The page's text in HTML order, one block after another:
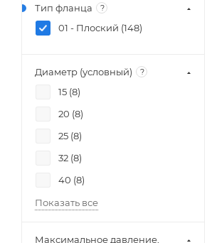
Тип фланца ?
01 - Плоский (148)
Диаметр (условный) ?
15 (8)
20 (8)
25 (8)
32 (8)
40 (8)
Показать все
Максимальное давление,